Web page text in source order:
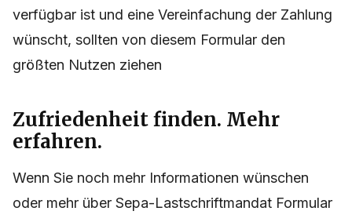
verfügbar ist und eine Vereinfachung der Zahlung
wünscht, sollten von diesem Formular den
größten Nutzen ziehen
Zufriedenheit finden. Mehr
erfahren.
Wenn Sie noch mehr Informationen wünschen
oder mehr über Sepa-Lastschriftmandat Formular